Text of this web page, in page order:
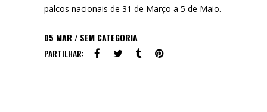
palcos nacionais de 31 de Março a 5 de Maio.
05 MAR
SEM CATEGORIA
PARTILHAR: